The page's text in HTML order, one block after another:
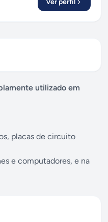
Ver perfil
utilizado em
placas de circuito
e computadores, e na